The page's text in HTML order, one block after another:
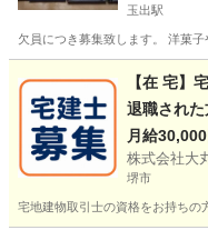
玉出駅
欠員につき募集致します。 洋菓
玉出駅
【在 宅】
退職された
月給
株式会社大
堺市
宅地建物取引士の資格をお持ちの